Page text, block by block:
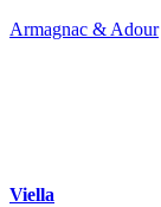
Armagnac & Adour
Viella